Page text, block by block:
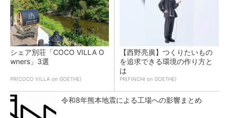
シェア別荘「COCO VILLA O
wners」3選
PR(COCO VILLA on GOETHE)
【西野亮廣】つくりたいもの
を追求できる環境の作り方と
は
PR(FINCHI on GOETHE)
令和8年熊本地震による工場への影響まとめ